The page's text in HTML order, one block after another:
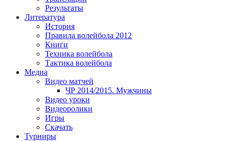
Результаты
Литература
История
Правила волейбола 2012
Книги
Техника волейбола
Тактика волейбола
Медиа
Видео матчей
ЧР 2014/2015. Мужчины
Видео уроки
Видеоролики
Игры
Скачать
Турниры